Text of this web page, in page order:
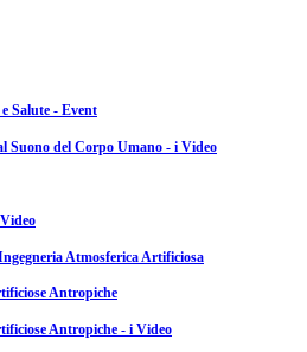
Salute - Event
Suono del Corpo Umano - i Video
Atmosferica Artificiosa
Antropiche
Antropiche - i Video